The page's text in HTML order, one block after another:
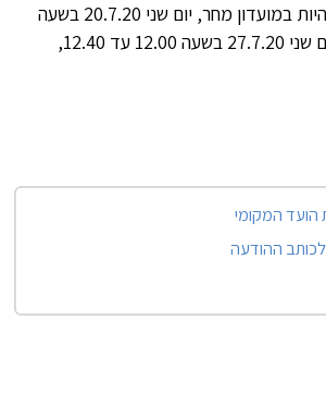
הכלבת שהיה אמור להיות במועדון מחר, יום שני 20.7.20 בשעה
10.30 לשבוע הבא, יום שני 27.7.20 בשעה 12.00 עד 12.40,
הועד המקומי
ההודעה